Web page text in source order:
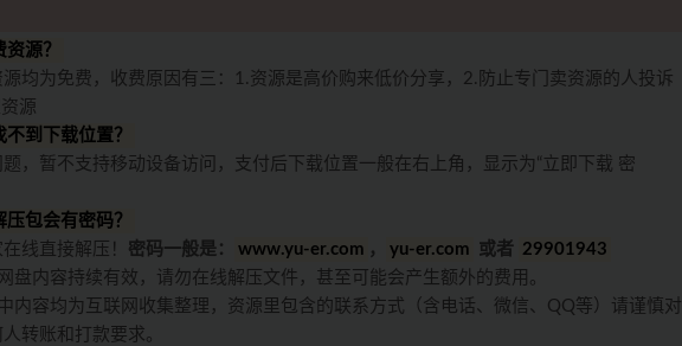
源？
源均为免费，收费原因有三：1.资源是高价购来低价分享，2.防止专门卖资源的人投诉
源
不到下载位置？
题，暂不支持移动设备访问，支付后下载位置一般在右上角，显示为“立即下载 密
包会有密码？
线直接解压！ 密码一般是： www.yu-er.com ， yu-er.com 或者 29901943
盘内容持续有效，请勿在线解压文件，甚至可能会产生额外的费用。
内容均为互联网收集整理，资源里包含的联系方式（含电话、微信、QQ等）请谨慎对
转账和打款要求。